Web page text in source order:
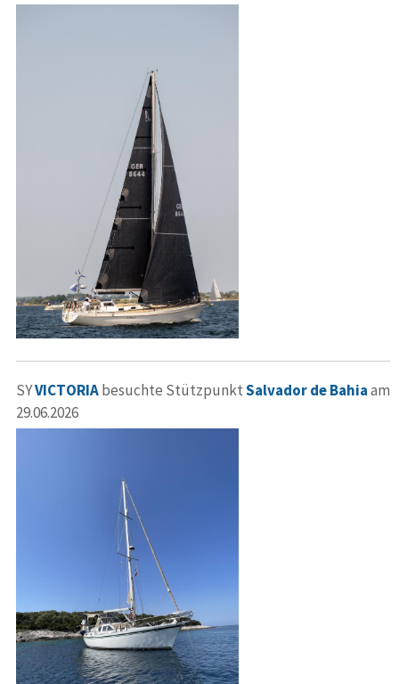
SYVICTORIAbesuchte StützpunktSalvador de Bahiaam
29.06.2026